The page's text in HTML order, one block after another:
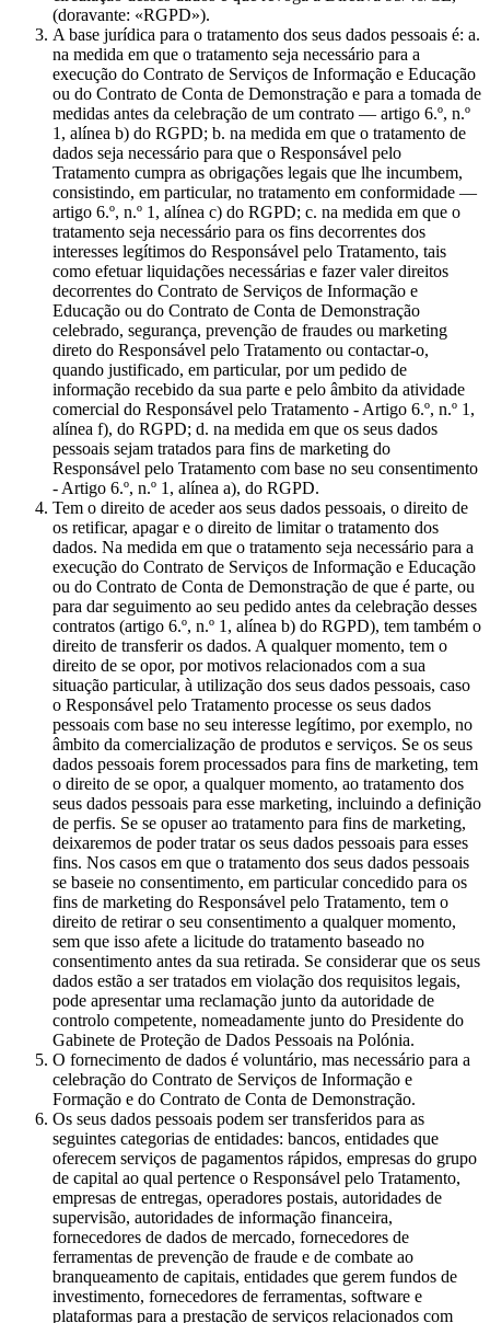
(doravante: «RGPD»).
A base jurídica para o tratamento dos seus dados pessoais é: a.
na medida em que o tratamento seja necessário para a
execução do Contrato de Serviços de Informação e Educação
ou do Contrato de Conta de Demonstração e para a tomada de
medidas antes da celebração de um contrato — artigo 6.º, n.º
1, alínea b) do RGPD; b. na medida em que o tratamento de
dados seja necessário para que o Responsável pelo
Tratamento cumpra as obrigações legais que lhe incumbem,
consistindo, em particular, no tratamento em conformidade —
artigo 6.º, n.º 1, alínea c) do RGPD; c. na medida em que o
tratamento seja necessário para os fins decorrentes dos
interesses legítimos do Responsável pelo Tratamento, tais
como efetuar liquidações necessárias e fazer valer direitos
decorrentes do Contrato de Serviços de Informação e
Educação ou do Contrato de Conta de Demonstração
celebrado, segurança, prevenção de fraudes ou marketing
direto do Responsável pelo Tratamento ou contactar-o,
quando justificado, em particular, por um pedido de
informação recebido da sua parte e pelo âmbito da atividade
comercial do Responsável pelo Tratamento - Artigo 6.º, n.º 1,
alínea f), do RGPD; d. na medida em que os seus dados
pessoais sejam tratados para fins de marketing do
Responsável pelo Tratamento com base no seu consentimento
- Artigo 6.º, n.º 1, alínea a), do RGPD.
Tem o direito de aceder aos seus dados pessoais, o direito de
os retificar, apagar e o direito de limitar o tratamento dos
dados. Na medida em que o tratamento seja necessário para a
execução do Contrato de Serviços de Informação e Educação
ou do Contrato de Conta de Demonstração de que é parte, ou
para dar seguimento ao seu pedido antes da celebração desses
contratos (artigo 6.º, n.º 1, alínea b) do RGPD), tem também o
direito de transferir os dados. A qualquer momento, tem o
direito de se opor, por motivos relacionados com a sua
situação particular, à utilização dos seus dados pessoais, caso
o Responsável pelo Tratamento processe os seus dados
pessoais com base no seu interesse legítimo, por exemplo, no
âmbito da comercialização de produtos e serviços. Se os seus
dados pessoais forem processados para fins de marketing, tem
o direito de se opor, a qualquer momento, ao tratamento dos
seus dados pessoais para esse marketing, incluindo a definição
de perfis. Se se opuser ao tratamento para fins de marketing,
deixaremos de poder tratar os seus dados pessoais para esses
fins. Nos casos em que o tratamento dos seus dados pessoais
se baseie no consentimento, em particular concedido para os
fins de marketing do Responsável pelo Tratamento, tem o
direito de retirar o seu consentimento a qualquer momento,
sem que isso afete a licitude do tratamento baseado no
consentimento antes da sua retirada. Se considerar que os seus
dados estão a ser tratados em violação dos requisitos legais,
pode apresentar uma reclamação junto da autoridade de
controlo competente, nomeadamente junto do Presidente do
Gabinete de Proteção de Dados Pessoais na Polónia.
O fornecimento de dados é voluntário, mas necessário para a
celebração do Contrato de Serviços de Informação e
Formação e do Contrato de Conta de Demonstração.
Os seus dados pessoais podem ser transferidos para as
seguintes categorias de entidades: bancos, entidades que
oferecem serviços de pagamentos rápidos, empresas do grupo
de capital ao qual pertence o Responsável pelo Tratamento,
empresas de entregas, operadores postais, autoridades de
supervisão, autoridades de informação financeira,
fornecedores de dados de mercado, fornecedores de
ferramentas de prevenção de fraude e de combate ao
branqueamento de capitais, entidades que gerem fundos de
investimento, fornecedores de ferramentas, software e
plataformas para a prestação de serviços relacionados com